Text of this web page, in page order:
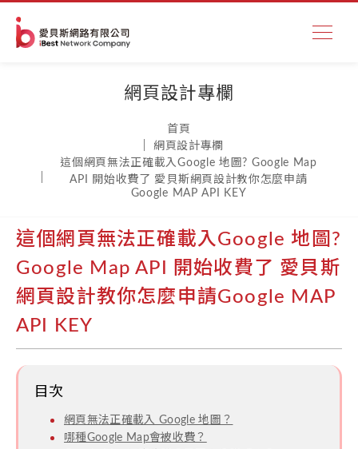
網頁設計專欄
首頁
網頁設計專欄
這個網頁無法正確載入Google 地圖? Google Map
API 開始收費了 愛貝斯網頁設計教你怎麼申請
Google MAP API KEY
這個網頁無法正確載入Google 地圖?
Google Map API 開始收費了 愛貝斯
網頁設計教你怎麼申請Google MAP
API KEY
目次
網頁無法正確載入 Google 地圖？
哪種Google Map會被收費？